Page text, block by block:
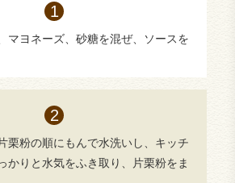
マヨネーズ、砂糖を混ぜ、ソースを
栗粉の順にもんで水洗いし、キッチ
かりと水気をふき取り、片栗粉をま